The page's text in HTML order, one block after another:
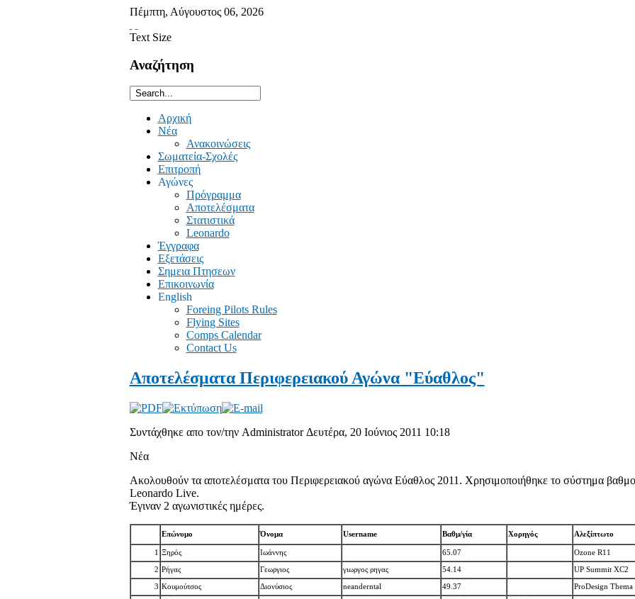
Πέμπτη, Αύγουστος 06, 2026
Text Size
Αναζήτηση
Αρχική
Νέα
Ανακοινώσεις
Σωματεία-Σχολές
Επιτροπή
Αγώνες
Πρόγραμμα
Αποτελέσματα
Στατιστικά
Leonardo
Έγγραφα
Εξετάσεις
Σημεια Πτησεων
Επικοινωνία
English
Foreing Pilots Rules
Flying Sites
Comps Calendar
Contact Us
Αποτελέσματα Περιφερειακού Αγώνα "Εύαθλος"
Συντάχθηκε απο τον/την Administrator Δευτέρα, 20 Ιούνιος 2011 10:18
Νέα
Ακολουθούν τα αποτελέσματα του Περιφερειακού αγώνα Εύαθλος 2011. Χρησιμοποιήθηκε το σύστημα
Leonardo Live.
Έγιναν 2 αγωνιστικές ημέρες.
Επώνυμο Όνομα Username Βαθμ/γία Χορηγός Αλεξίπτωτο
1 Ξηρός Ιωάννης 65.07 Ozone R11
2 Ρήγας Γεωργιος γιωργος ρηγας 54.14 UP Summit XC2
3 Κουμούτσος Διονύσιος neanderntal 49.37 ProDesign Thema